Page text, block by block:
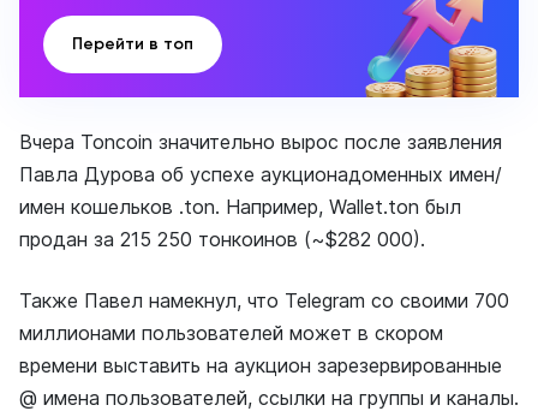
Перейти в топ
Вчера Toncoin значительно вырос после заявления
Павла Дурова об успехе аукционадоменных имен/
имен кошельков .ton. Например, Wallet.ton был
продан за 215 250 тонкоинов (~$282 000).
Также Павел намекнул, что Telegram со своими 700
миллионами пользователей может в скором
времени выставить на аукцион зарезервированные
@ имена пользователей, ссылки на группы и каналы.